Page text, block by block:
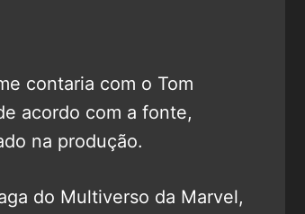
contaria com o Tom
acordo com a fonte,
na produção.
do Multiverso da Marvel,